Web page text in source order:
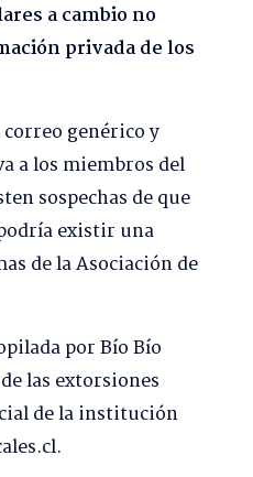
a cambio no
privada de los
genérico y
a los miembros del
sospechas de que
existir una
de la Asociación de
por Bío Bío
las extorsiones
de la institución